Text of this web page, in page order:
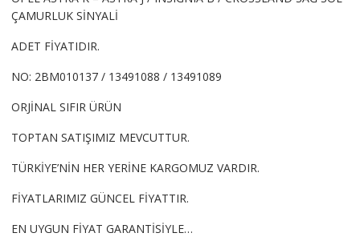
ÇAMURLUK SİNYALİ
ADET FİYATIDIR.
NO: 2BM010137 / 13491088 / 13491089
ORJİNAL SIFIR ÜRÜN
TOPTAN SATIŞIMIZ MEVCUTTUR.
TÜRKİYE’NİN HER YERİNE KARGOMUZ VARDIR.
FİYATLARIMIZ GÜNCEL FİYATTIR.
EN UYGUN FİYAT GARANTİSİYLE…